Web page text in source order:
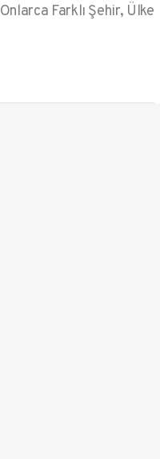
Onlarca Farklı Şehir, Ülke